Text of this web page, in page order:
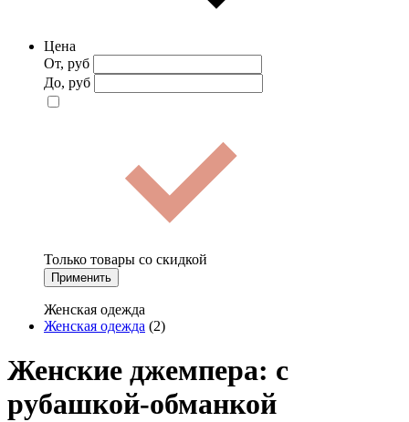
Цена
От, руб
До, руб
Только товары со скидкой
Применить
Женская одежда
Женская одежда (2)
Женские джемпера: с
рубашкой-обманкой